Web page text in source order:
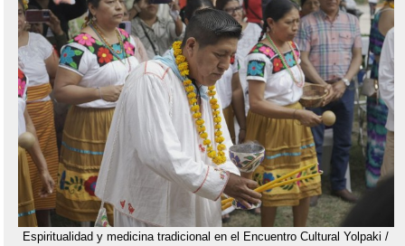
Espiritualidad y medicina tradicional en el Encuentro Cultural Yolpaki /